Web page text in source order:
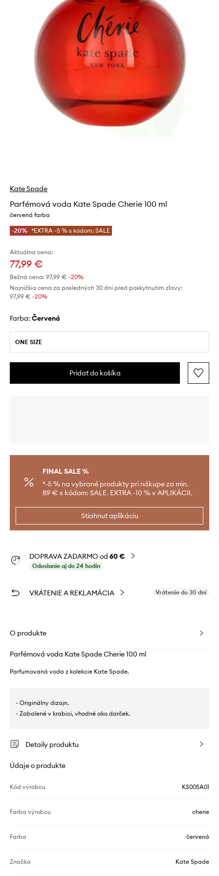
Kate Spade
Parfémová voda Kate Spade Cherie 100 ml
červená farba
-20% *EXTRA -5 % s kódom: SALE
Aktuálna cena:
77,99 €
Bežná cena: 97,99 € -20%
Najnižšia cena za posledných 30 dní pred poskytnutím zľavy:
97,99 € -20%
Farba: červená
ONE SIZE
Pridať do košíka
FINAL SALE %
*-5 % na vybrané produkty pri nákupe za min.
89 € s kódom: SALE. EXTRA -10 % v APLIKÁCII.
Stiahnuť aplikáciu
DOPRAVA ZADARMO od 60 €
Odoslanie aj do 24 hodín
VRÁTENIE A REKLAMÁCIA Vrátenie do 30 dní
O produkte
Parfémová voda Kate Spade Cherie 100 ml
Parfumovaná voda z kolekcie Kate Spade.
- Originálny dizajn.
- Zabalené v krabici, vhodné ako darček.
Detaily produktu
Údaje o produkte
Kód výrobcu KS005A01
Farba výrobcu cherie
Farba červená
Značka Kate Spade